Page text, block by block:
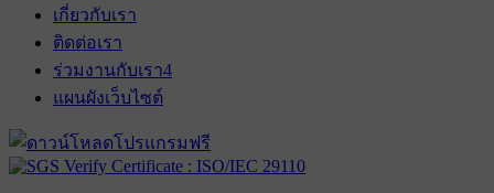
เกี่ยวกับเรา
ติดต่อเรา
ร่วมงานกับเรา4
แผนผังเว็บไซต์